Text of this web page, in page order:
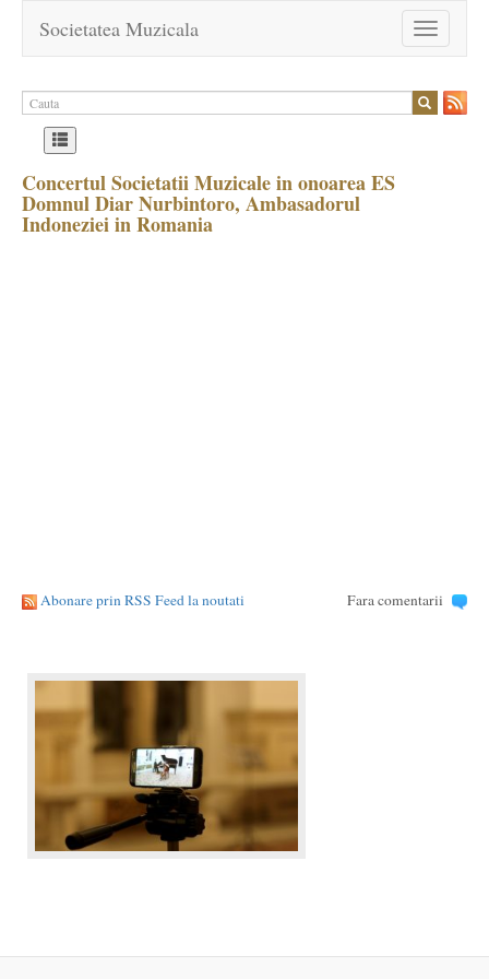
Toggle
navigation
Societatea Muzicala
Concertul Societatii Muzicale in onoarea ES
Domnul Diar Nurbintoro, Ambasadorul
Indoneziei in Romania
Abonare prin RSS Feed la noutati Fara comentarii